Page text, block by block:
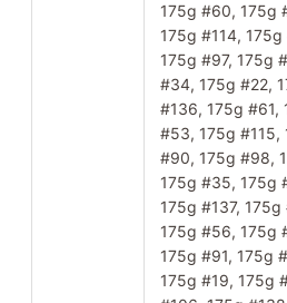
175g #60, 175g
175g #114,
175g #97, 175g
#34, 175g #22,
#136, 175g #61,
#53, 175g #115,
#90, 175g #98,
175g #35, 175g
175g #137,
175g #56, 175g
175g #91, 175g
175g #19, 175g